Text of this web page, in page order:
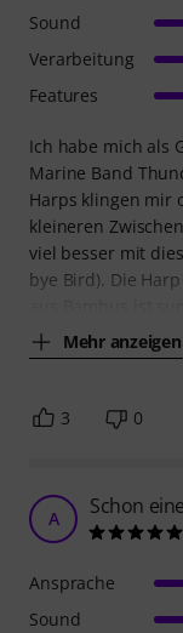
Ich habe mich als
Marine Band
Harps klingen mir
kleineren
viel besser mit
bye Bird). Die
Mehr anzeigen
Sound
Verarbeitung
Features
3 0
A Schon
Ansprache
Sound